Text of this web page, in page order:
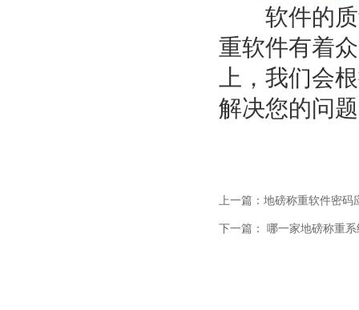
软件的质
重软件有着
上，我们会
解决您的问
上一篇：地磅称重软件密码
下一篇： 哪一家地磅称重